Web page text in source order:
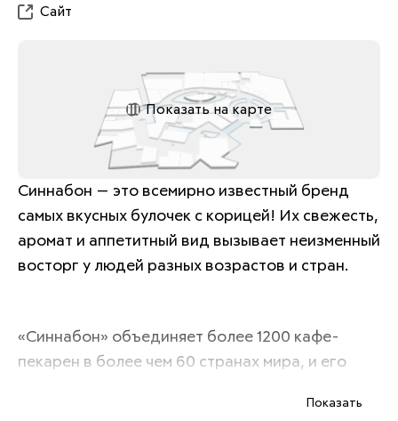
Сайт
Показать на карте
Синнабон — это всемирно известный бренд
самых вкусных булочек с корицей! Их свежесть,
аромат и аппетитный вид вызывает неизменный
восторг у людей разных возрастов и стран.
«Синнабон» объединяет более 1200 кафе-
пекарен в более чем 60 странах мира, и его
сегодняшний день в России открыто более 120
Показать